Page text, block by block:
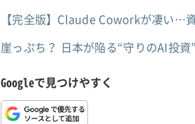
【完全版】Claude Coworkが凄い…
崖っぷち？ 日本が陥る“守りのAI投
Googleで見つけやすく